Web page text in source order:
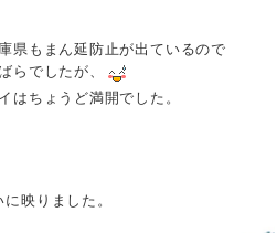
県もまん延防止が出ているので
らでしたが、
はちょうど満開でした。
映りました。